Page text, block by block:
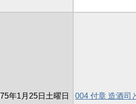
年1月25日土曜日 004 付章 造酒司